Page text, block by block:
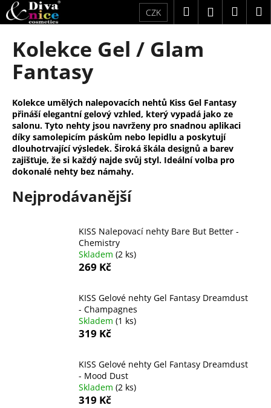
Přejít
na
obsah
CZK HledatPřihlášení
Kolekce Gel / Glam
Fantasy
Kolekce umělých nalepovacích nehtů Kiss Gel Fantasy
přináší elegantní gelový vzhled, který vypadá jako ze
salonu. Tyto nehty jsou navrženy pro snadnou aplikaci
díky samolepicím páskům nebo lepidlu a poskytují
dlouhotrvající výsledek. Široká škála designů a barev
zajišťuje, že si každý najde svůj styl. Ideální volba pro
dokonalé nehty bez námahy.
Nejprodávanější
KISS Nalepovací nehty Bare But Better -
Chemistry
Skladem (2 ks)
269 Kč
KISS Gelové nehty Gel Fantasy Dreamdust
- Champagnes
Skladem (1 ks)
319 Kč
KISS Gelové nehty Gel Fantasy Dreamdust
- Mood Dust
Skladem (2 ks)
319 Kč
K
o
C
o
p
o
t
ř
e
b
u
j